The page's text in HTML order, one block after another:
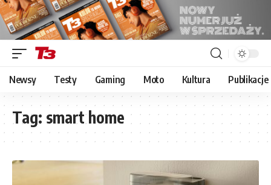
Newsy Testy Gaming Moto Kultura Publikacje
Tag: smart home